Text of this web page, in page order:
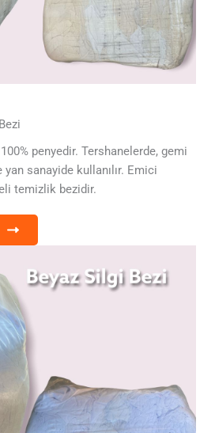
penyedir. Tershanelerde, gemi
yan sanayide kullanılır. Emici
temizlik bezidir.